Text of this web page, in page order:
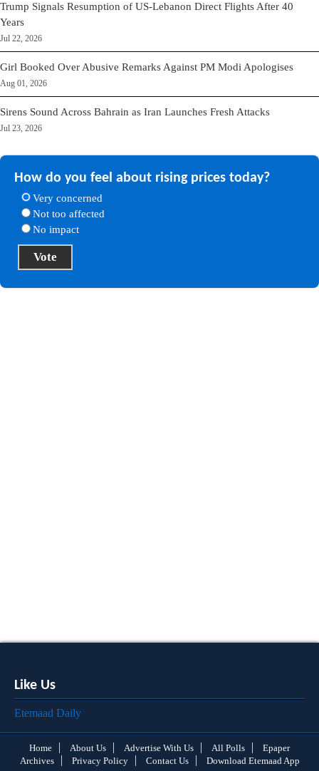
Trump Signals Resumption of US-Lebanon Direct Flights After 40
Years
Jul 22, 2026
Girl Booked Over Abusive Remarks Against PM Modi Apologises
Aug 01, 2026
Sirens Sound Across Bahrain as Iran Launches Fresh Attacks
Jul 23, 2026
How do you feel about rising prices today?
Very concerned
Not too affected
No impact
Like Us
Etemaad Daily
Home About Us Advertise With Us All Polls
Epaper
Archives
Privacy Policy Contact Us Download Etemaad App